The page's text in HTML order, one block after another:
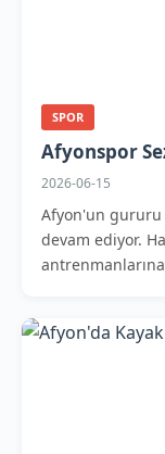
SPOR
Afyonspor
2026-06-15
Afyon'un gururu
devam ediyor.
antrenmanlarına